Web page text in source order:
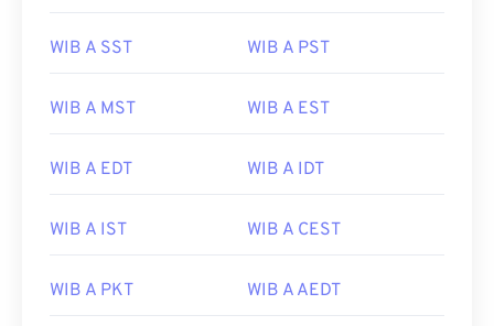
WIB A SST WIB A PST
WIB A MST WIB A EST
WIB A EDT WIB A IDT
WIB A IST WIB A CEST
WIB A PKT WIB A AEDT